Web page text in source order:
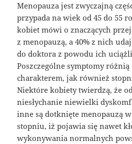
Menopauza jest zwyczajną
przypada na wiek od 45 do 55
kobiet mówi o znaczących
z menopauzą, a 40% z nich
do doktora z powodu ich
Poszczególne symptomy różnią
charakterem, jak również
Niektóre kobiety twierdzą, że
niesłychanie niewielki
inne są dotknięte menopauzą
stopniu, iż pojawia się nawet
wykonywania normalnych